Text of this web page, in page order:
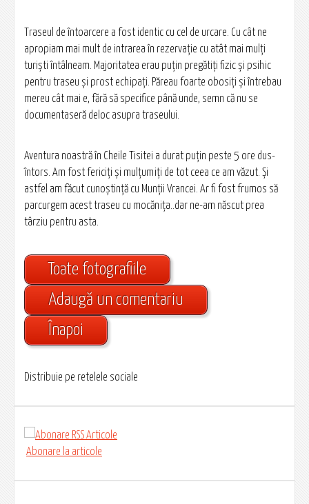
Traseul de întoarcere a fost identic cu cel de urcare. Cu cât ne
apropiam mai mult de intrarea în rezervaţie cu atât mai mulţi
turişti întâlneam. Majoritatea erau puţin pregătiţi fizic şi psihic
pentru traseu şi prost echipaţi. Păreau foarte obosiţi şi întrebau
mereu cât mai e, fără să specifice până unde, semn că nu se
documentaseră deloc asupra traseului.
Aventura noastră în Cheile Tisitei a durat puţin peste 5 ore dus-
întors. Am fost fericiţi şi mulţumiţi de tot ceea ce am văzut. Şi
astfel am făcut cunoştinţă cu Munţii Vrancei. Ar fi fost frumos să
parcurgem acest traseu cu mocăniţa..dar ne-am născut prea
târziu pentru asta.
Toate fotografiile
Adaugă un comentariu
Înapoi
Distribuie pe retelele sociale
Abonare la articole